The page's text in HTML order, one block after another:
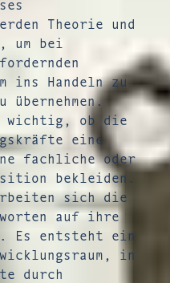
Theorie und
um bei
ins Handeln zu
übernehmen.
ob die
eine
fachliche oder
bekleiden.
sich die
auf ihre
Es entsteht ein
in
durch